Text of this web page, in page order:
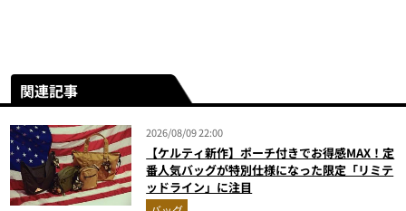
関連記事
2026/08/09 22:00
【ケルティ新作】ポーチ付きでお得感MAX！定
番人気バッグが特別仕様になった限定「リミテ
ッドライン」に注目